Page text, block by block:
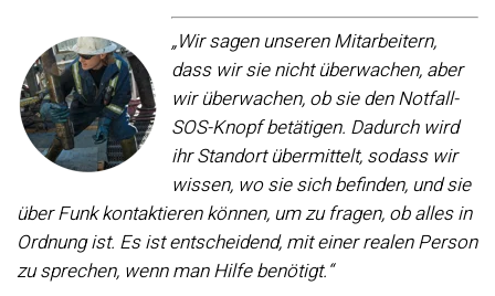
„Wir sagen unseren Mitarbeitern,
dass wir sie nicht überwachen, aber
wir überwachen, ob sie den Notfall-
SOS-Knopf betätigen. Dadurch wird
ihr Standort übermittelt, sodass wir
wissen, wo sie sich befinden, und sie
über Funk kontaktieren können, um zu fragen, ob alles in
Ordnung ist. Es ist entscheidend, mit einer realen Person
zu sprechen, wenn man Hilfe benötigt.“